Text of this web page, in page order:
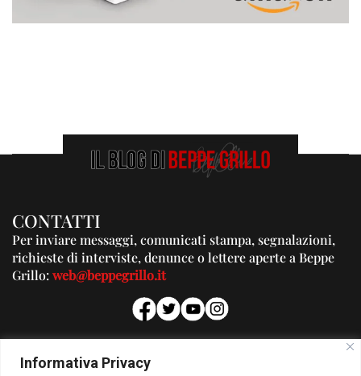
Informativa Privacy
CONTATTI
Per inviare messaggi, comunicati stampa, segnalazioni,
richieste di interviste, denunce o lettere aperte a Beppe
Grillo:web@beppegrillo.it
PUBBLICITA'